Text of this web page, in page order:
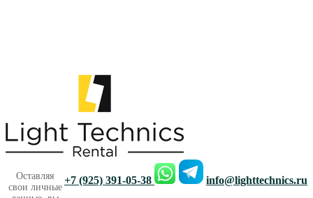
+7 (925) 391-05-38 info@lighttechnics.ru
Другорядное
меню
Оставляя
свои личные